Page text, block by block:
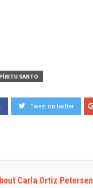
SANTO
Tweet on twitter
Carla Ortiz Petersen